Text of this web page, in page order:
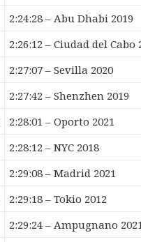
2:24:28 – Abu Dhabi 2019
2:26:12 – Ciudad del Cabo
2:27:07 – Sevilla 2020
2:27:42 – Shenzhen 2019
2:28:01 – Oporto 2021
2:28:12 – NYC 2018
2:29:08 – Madrid 2021
2:29:18 – Tokio 2012
2:29:24 – Ampugnano